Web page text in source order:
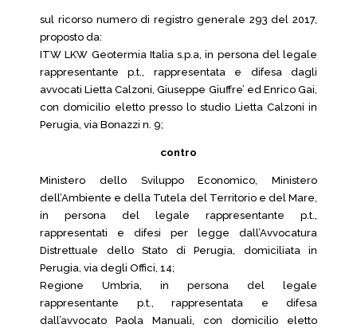
sul ricorso numero di registro generale 293 del 2017,
proposto da:
ITW LKW Geotermia Italia s.p.a, in persona del legale
rappresentante p.t., rappresentata e difesa dagli
avvocati Lietta Calzoni, Giuseppe Giuffre’ ed Enrico Gai,
con domicilio eletto presso lo studio Lietta Calzoni in
Perugia, via Bonazzi n. 9;
contro
Ministero dello Sviluppo Economico, Ministero
dell’Ambiente e della Tutela del Territorio e del Mare,
in persona del legale rappresentante p.t.,
rappresentati e difesi per legge dall’Avvocatura
Distrettuale dello Stato di Perugia, domiciliata in
Perugia, via degli Offici, 14;
Regione Umbria, in persona del legale
rappresentante p.t., rappresentata e difesa
dall’avvocato Paola Manuali, con domicilio eletto